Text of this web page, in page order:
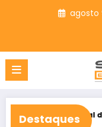
agosto
Destaques
eleitoral de rádio e TV